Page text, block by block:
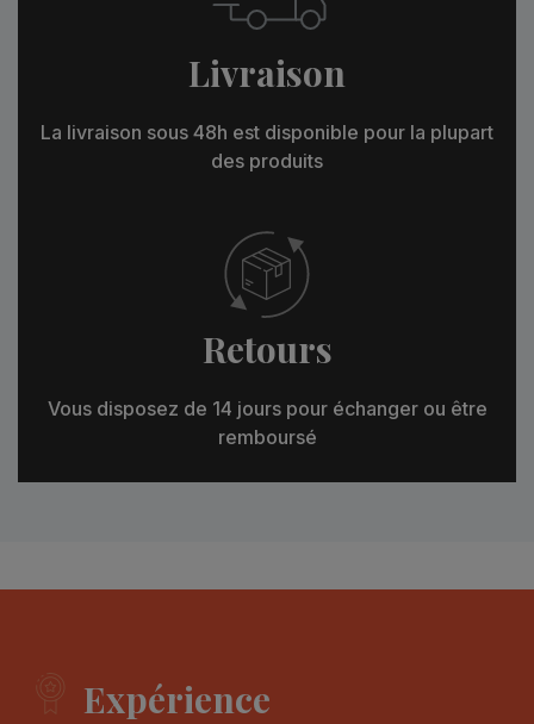
Livraison
La livraison sous 48h est disponible pour la plupart
des produits
Retours
Vous disposez de 14 jours pour échanger ou être
remboursé
Expérience